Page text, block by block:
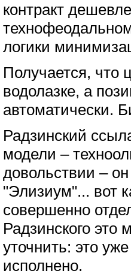
контракт
логики
Получается, что
водолазке, а
автоматически.
Радзинский
модели –
довольствии –
"Элизиум"... вот
совершенно
Радзинского это
уточнить: это
исполнено.